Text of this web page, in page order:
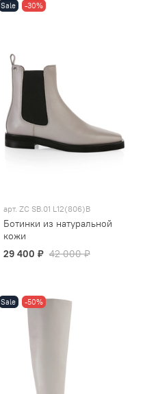
Sale -30%
арт. ZC SB.01 L12(806)B
Ботинки из натуральной
кожи
29 400 ₽ 42 000 ₽
Sale -50%